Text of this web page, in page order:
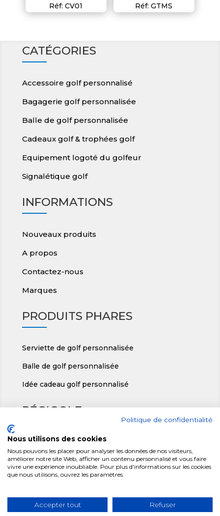
Réf: CV01 Réf: GTMS
CATÉGORIES
Accessoire golf personnalisé
Bagagerie golf personnalisée
Balle de golf personnalisée
Cadeaux golf & trophées golf
Equipement logoté du golfeur
Signalétique golf
INFORMATIONS
Nouveaux produits
A propos
Contactez-nous
Marques
PRODUITS PHARES
Serviette de golf personnalisée
Balle de golf personnalisée
Idée cadeau golf personnalisé
RÉGIGOLF
ic
o
n
_
p
ic
Régigolf, Le Teillon 36140 Crozon/Vauvre
ic
o
p
h
+ 33(0)2 54 30 24 82
_
Politique de confidentialité
Nous utilisons des cookies
Nous pouvons les placer pour analyser les données de nos visiteurs,
améliorer notre site Web, afficher un contenu personnalisé et vous faire
vivre une expérience inoubliable. Pour plus d'informations sur les cookies
que nous utilisons, ouvrez les paramètres.
Accepter tout Refuser